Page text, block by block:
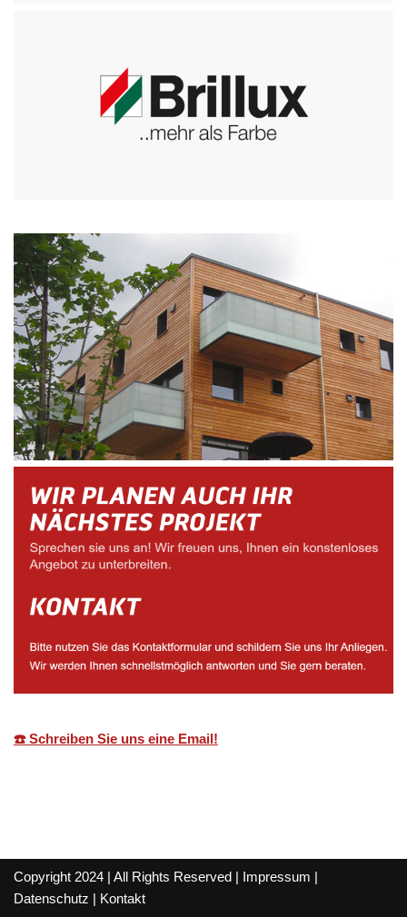
☎️ Schreiben Sie uns eine Email!
Copyright 2024 | All Rights Reserved | Impressum |
Datenschutz | Kontakt